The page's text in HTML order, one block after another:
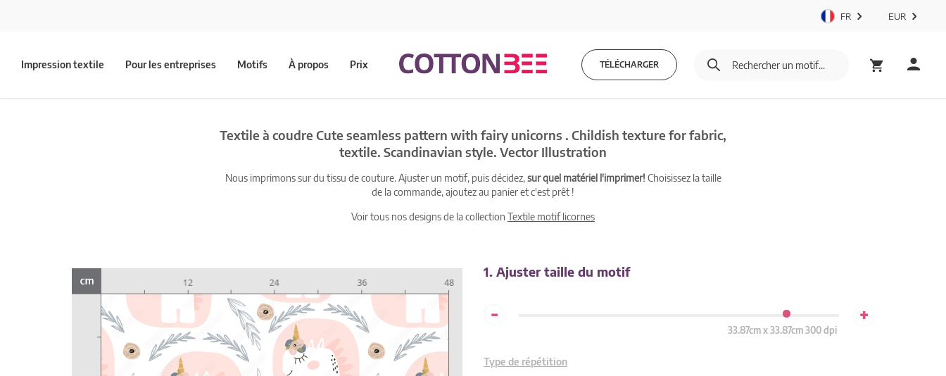
FR EUR
Impression textile Pour les entreprises Motifs À propos Prix TÉLÉCHARGER
Textile à coudre Cute seamless pattern with fairy unicorns . Childish texture for fabric,
textile. Scandinavian style. Vector Illustration
Nous imprimons sur du tissu de couture. Ajuster un motif, puis décidez,sur quel matériel l'imprimer! Choisissez la taille
de la commande, ajoutez au panier et c'est prêt !
Voir tous nos designs de la collection Textile motif licornes
1. Ajuster taille du motif
-
33.87cm x 33.87cm 300 dpi
+
Type de répétition